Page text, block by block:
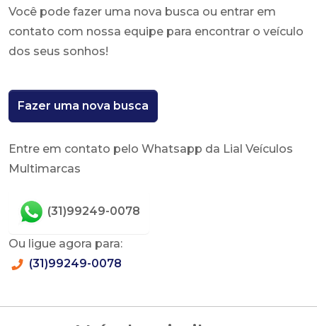
Você pode fazer uma nova busca ou entrar em
contato com nossa equipe para encontrar o veículo
dos seus sonhos!
Fazer uma nova busca
Entre em contato pelo Whatsapp da Lial Veículos
Multimarcas
(31)99249-0078
Ou ligue agora para:
(31)99249-0078